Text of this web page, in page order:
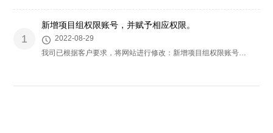
1
新增项目组权限账号，并赋予相应权限。
2022-08-29
我司已根据客户要求，将网站进行修改：新增项目组权限账号，并赋予相应权限。请客户及时查看，如有其它问题，欢迎联系我们，技术会及时为您安排处理